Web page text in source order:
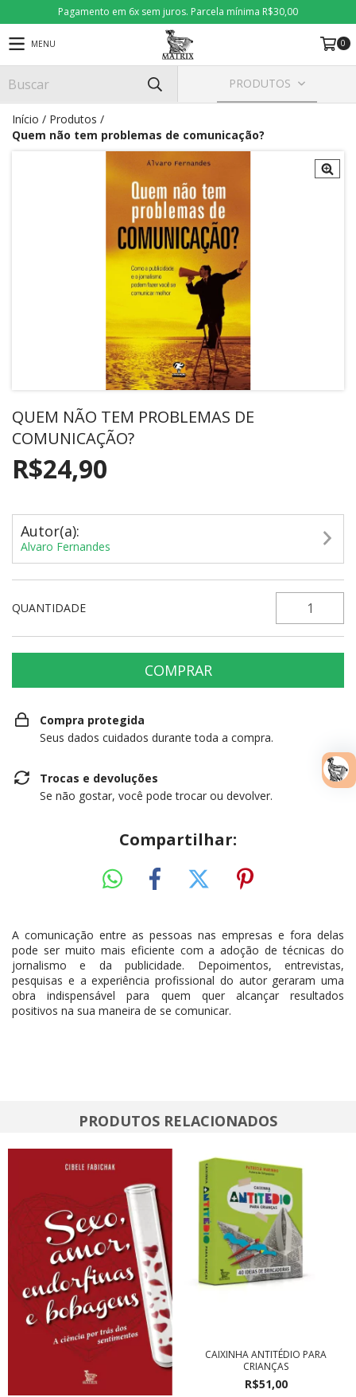
Pagamento em 6x sem juros. Parcela mínima R$30,00
MENU 0
PRODUTOS
Início / Produtos /
Quem não tem problemas de comunicação?
QUEM NÃO TEM PROBLEMAS DE
COMUNICAÇÃO?
R$24,90
Autor(a):
Alvaro Fernandes
QUANTIDADE
Compra protegida
Seus dados cuidados durante toda a compra.
Trocas e devoluções
Se não gostar, você pode trocar ou devolver.
Compartilhar:
A comunicação entre as pessoas nas empresas e fora delas
pode ser muito mais eficiente com a adoção de técnicas do
jornalismo e da publicidade. Depoimentos, entrevistas,
pesquisas e a experiência profissional do autor geraram uma
obra indispensável para quem quer alcançar resultados
positivos na sua maneira de se comunicar.
PRODUTOS RELACIONADOS
CAIXINHA ANTITÉDIO PARA
CRIANÇAS
R$51,00